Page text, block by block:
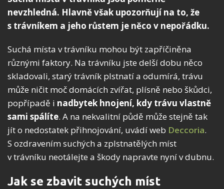
nevzhledná. Hlavně však upozorňují na to, že
s trávníkem a jeho růstem je něco v nepořádku.
Suchá místa v trávníku mohou být zapříčiněna
různými faktory. Na trávníku jste delší dobu něco
skladovali, starý trávník plstnatí a odumírá, trávu
může ničit moč domácích zvířat, plísně nebo škůdci,
popřípadě i nadbytek hnojení, kdy trávu vlastně
sami spálíte. A na nekvalitní půdě může stejně tak
jít o nedostatek přihnojování, uvádí web Deccoria.
S ozdravením suchých a zplstnatělých míst
v trávníku neotálejte a škody napravte nyní v dubnu.
Jak se zbavit suchých míst